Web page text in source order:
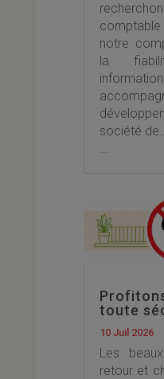
notre
la
société
...
toute
10 Juil 2026
Les
retour et